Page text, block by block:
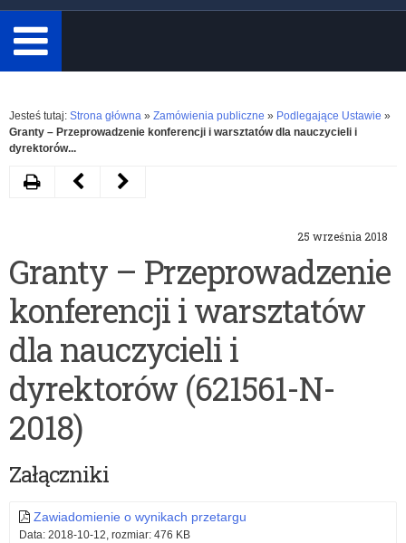
minimum
3
znaki.
Rozwiń
Jesteś tutaj: Strona główna » Zamówienia publiczne » Podlegające Ustawie »
Granty – Przeprowadzenie konferencji i warsztatów dla nauczycieli i
dyrektorów...
25 września 2018
Granty – Przeprowadzenie
konferencji i warsztatów
dla nauczycieli i
dyrektorów (621561-N-
2018)
Załączniki
Zawiadomienie o wynikach przetargu
Data: 2018-10-12, rozmiar: 476 KB
DrukujNastępny
–
Przeprowadzenie
konferencji
i
warsztatów
dyrektorów
Poprzedni
Kuratora
Oświaty-
edycja
jesienna